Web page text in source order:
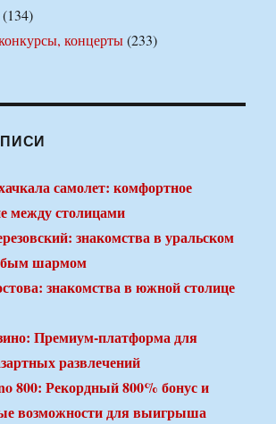
(134)
концерты(233)
самолет: комфортное
между столицами
знакомства в уральском
шармом
знакомства в южной столице
Премиум-платформа для
развлечений
800: Рекордный 800% бонус и
возможности для выигрыша